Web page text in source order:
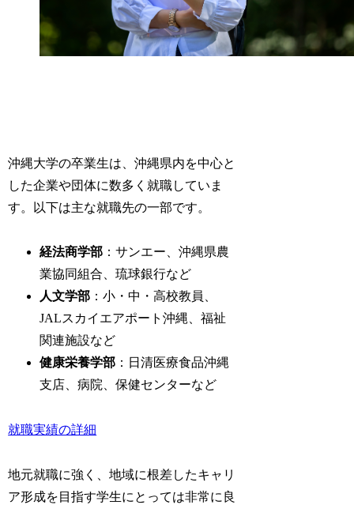
沖縄大学の卒業生は、沖縄県内を中心と
した企業や団体に数多く就職していま
す。以下は主な就職先の一部です。
経法商学部 ：サンエー、沖縄県農
業協同組合、琉球銀行など
人文学部 ：小・中・高校教員、
JALスカイエアポート沖縄、福祉
関連施設など
健康栄養学部 ：日清医療食品沖縄
支店、病院、保健センターなど
就職実績の詳細
地元就職に強く、地域に根差したキャリ
ア形成を目指す学生にとっては非常に良